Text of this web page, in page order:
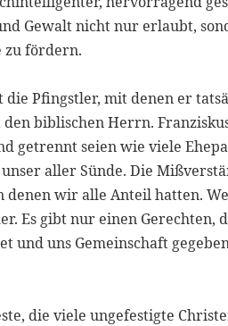
Gewalt nicht nur erlaubt,
zu fördern.
die Pfingstler, mit denen er
biblischen Herrn.
getrennt seien wie viele
aller Sünde. Die
denen wir alle Anteil hatten.
Es gibt nur einen Gerechten,
und uns Gemeinschaft
die viele ungefestigte